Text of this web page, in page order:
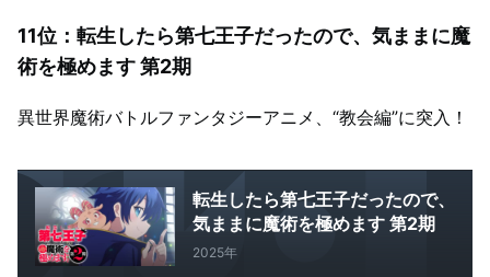
11位：転生したら第七王子だったので、気ままに魔
術を極めます 第2期
異世界魔術バトルファンタジーアニメ、“教会編”に突入！
転生したら第七王子だったので、
気ままに魔術を極めます 第2期
2025年